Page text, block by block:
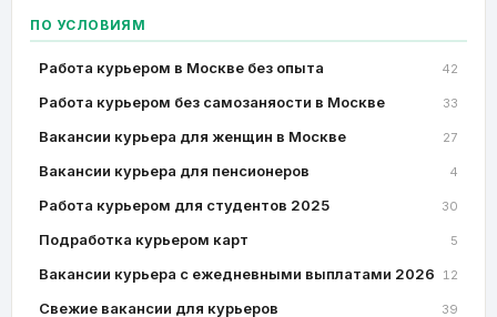
ПО УСЛОВИЯМ
Работа курьером в Москве без опыта 42
Работа курьером без самозаняости в Москве 33
Вакансии курьера для женщин в Москве 27
Вакансии курьера для пенсионеров 4
Работа курьером для студентов 2025 30
Подработка курьером карт 5
Вакансии курьера с ежедневными выплатами 2026 12
Свежие вакансии для курьеров 39